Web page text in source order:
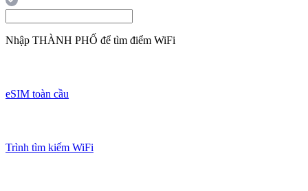
Nhập THÀNH PHỐ để tìm điểm WiFi
eSIM toàn cầu
Trình tìm kiếm WiFi